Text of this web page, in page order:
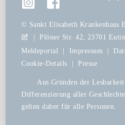
© Sankt Elisabeth Krankenhaus
| Plöner Str. 42, 23701
Meldeportal
| Impressum |
Cookie-Details | Presse
Aus Gründen der
Differenzierung aller
gelten daher für alle Personen.